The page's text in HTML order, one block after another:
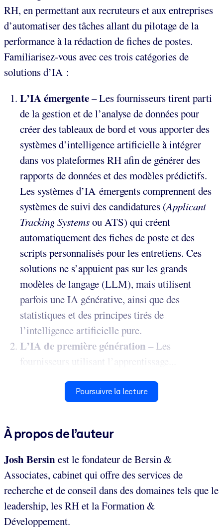
RH, en permettant aux recruteurs et aux entreprises
d’automatiser des tâches allant du pilotage de la
performance à la rédaction de fiches de postes.
Familiarisez-vous avec ces trois catégories de
solutions d’IA :
L’IA émergente– Les fournisseurs tirent parti
de la gestion et de l’analyse de données pour
créer des tableaux de bord et vous apporter des
systèmes d’intelligence artificielle à intégrer
dans vos plateformes RH afin de générer des
rapports de données et des modèles prédictifs.
Les systèmes d’IA émergents comprennent des
systèmes de suivi des candidatures (Applicant
Tracking Systemsou ATS) qui créent
automatiquement des fiches de poste et des
scripts personnalisés pour les entretiens. Ces
solutions ne s’appuient pas sur les grands
modèles de langage (LLM), mais utilisent
parfois une IA générative, ainsi que des
statistiques et des principes tirés de
l’intelligence artificielle pure.
L’IA de première génération – Les
fournisseurs utilisant l’apprentissage...
Poursuivre la lecture
À propos de l’auteur
Josh Bersinest le fondateur de Bersin &
Associates, cabinet qui offre des services de
recherche et de conseil dans des domaines tels que le
leadership, les RH et la Formation &
Développement.